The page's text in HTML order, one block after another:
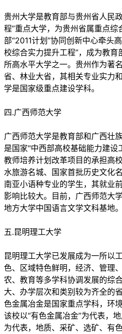
贵州大学是教育部与贵州省人民
程”重点大学，为贵州省属重点
部“2011计划”协同创新中心牵头
校综合实力提升工程”，成为教
所高水平大学之一。贵州作为著
省、林业大省，其相关专业实力
学是国家级重点建设学科。
四.广西师范大学
广西师范大学是教育部和广西壮
是国家"中西部高校基础能力建
教师培养计划改革项目的承担高
水旅游名城、国家首批历史文化
南亚小语种专业的学生，其就业
影响比较大。目前，广西师范大
地方大学中国语言文学文科基地。
五.昆明理工大学
昆明理工大学已发展成为一所以
色、区域特色鲜明，经济、管理
农、教育等多学科协调发展的综
大、办学层次和类别较为齐全的
色金属冶金是国家重点学科，环
该校以“有色金属冶金”为代表，
为代表，地质、采矿、选矿、有